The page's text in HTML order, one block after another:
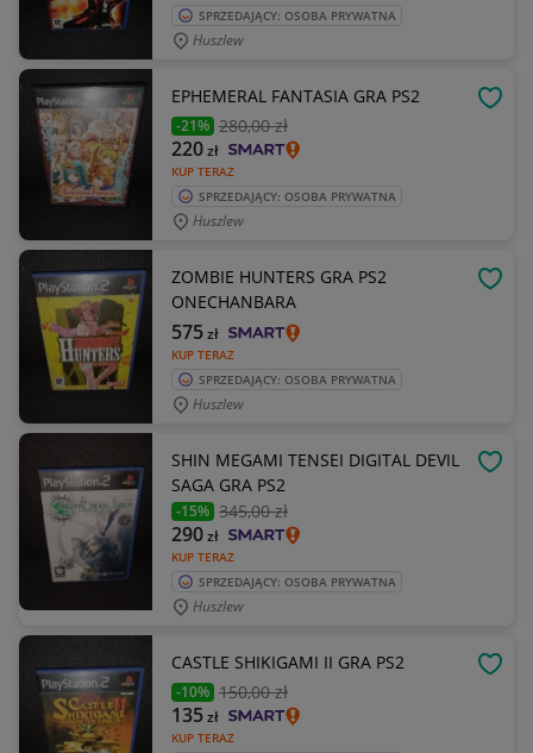
SPRZEDAJĄCY: OSOBA PRYWATNA
Huszlew
EPHEMERAL FANTASIA GRA PS2
-21% 280,00 zł
KUP TERAZ
220zł
SPRZEDAJĄCY: OSOBA PRYWATNA
Huszlew
ZOMBIE HUNTERS GRA PS2
ONECHANBARA
KUP TERAZ
575zł
SPRZEDAJĄCY: OSOBA PRYWATNA
Huszlew
SHIN MEGAMI TENSEI DIGITAL DEVIL
SAGA GRA PS2
-15% 345,00 zł
KUP TERAZ
290zł
SPRZEDAJĄCY: OSOBA PRYWATNA
Huszlew
CASTLE SHIKIGAMI II GRA PS2
-10% 150,00 zł
KUP TERAZ
135zł